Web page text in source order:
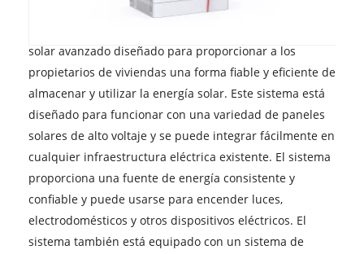
El sistema de almacenamiento solar todo en uno de alto
solar avanzado diseñado para proporcionar a los
propietarios de viviendas una forma fiable y eficiente de
almacenar y utilizar la energía solar. Este sistema está
diseñado para funcionar con una variedad de paneles
solares de alto voltaje y se puede integrar fácilmente en
cualquier infraestructura eléctrica existente. El sistema
proporciona una fuente de energía consistente y
confiable y puede usarse para encender luces,
electrodomésticos y otros dispositivos eléctricos. El
sistema también está equipado con un sistema de